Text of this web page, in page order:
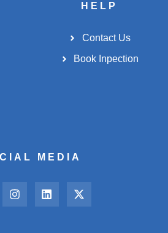
HELP
Contact Us
Book Inpection
MEDIA
I
n
L
i
X
-